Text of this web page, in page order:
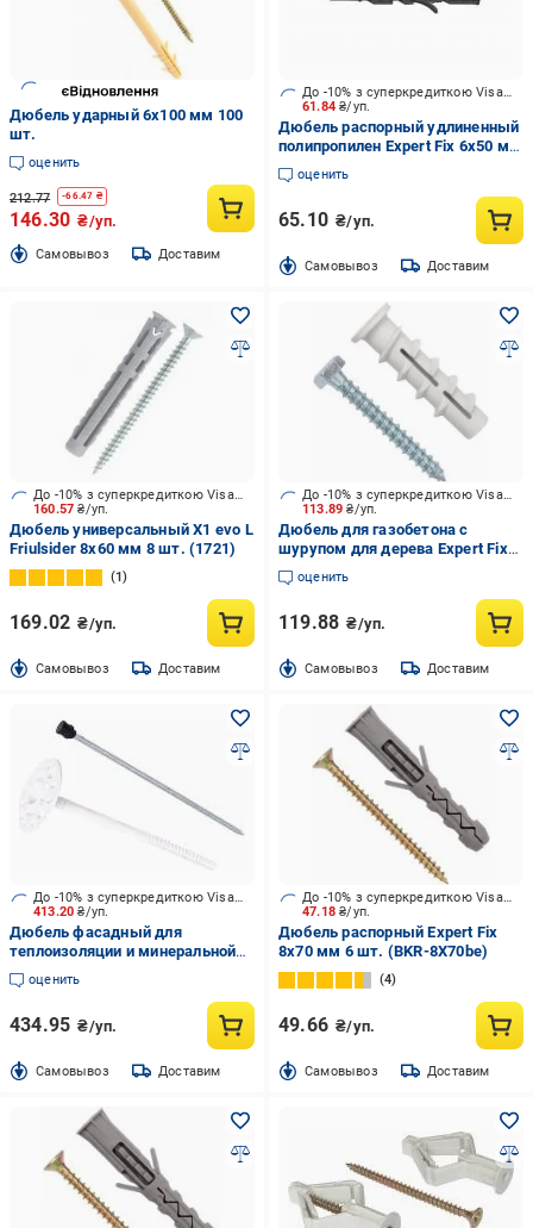
Дюбель ударный 6x100 мм 100
шт.
оценить
212.77 -66.47 ₴
146.30 ₴/уп.
Cамовывоз Доставим
61.84₴/уп.
До -10% з суперкредиткою Visa Вигода
Дюбель распорный удлиненный
полипропилен Expert Fix 6x50 мм
50 шт.
оценить
65.10 ₴/уп.
Cамовывоз Доставим
160.57₴/уп.
До -10% з суперкредиткою Visa Вигода
Дюбель универсальный X1 evo L
Friulsider 8x60 мм 8 шт. (1721)
1
169.02 ₴/уп.
Cамовывоз Доставим
113.89₴/уп.
До -10% з суперкредиткою Visa Вигода
Дюбель для газобетона с
шурупом для дерева Expert Fix
12x60 мм 4 шт. (GBK12060be)
оценить
119.88 ₴/уп.
Cамовывоз Доставим
413.20₴/уп.
До -10% з суперкредиткою Visa Вигода
Дюбель фасадный для
теплоизоляции и минеральной
ваты Expert Fix 10x180 мм 50
шт.
оценить
434.95 ₴/уп.
Cамовывоз Доставим
47.18₴/уп.
До -10% з суперкредиткою Visa Вигода
Дюбель распорный Expert Fix
8x70 мм 6 шт. (BKR-8X70be)
4
49.66 ₴/уп.
Cамовывоз Доставим